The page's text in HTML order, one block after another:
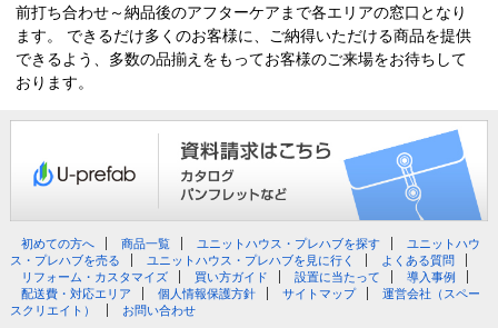
前打ち合わせ～納品後のアフターケアまで各エリアの窓口となり
ます。 できるだけ多くのお客様に、ご納得いただける商品を提供
できるよう、多数の品揃えをもってお客様のご来場をお待ちして
おります。
初めての方へ 商品一覧 ユニットハウス・プレハブを探す
ユニットハウ
ス・プレハブを売る
ユニットハウス・プレハブを見に行く
よくある質問
リフォーム・カスタマイズ
買い方ガイド 設置に当たって
導入事例
配送費・対応エリア
個人情報保護方針 サイトマップ
運営会社（スペー
スクリエイト）
お問い合わせ